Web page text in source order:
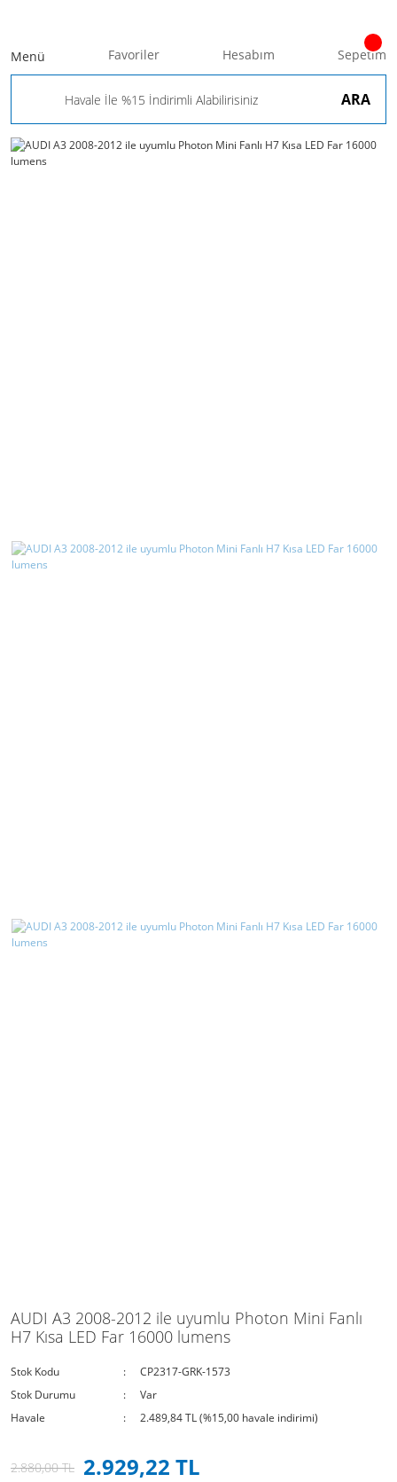
ARA
Menü Favoriler Hesabım Sepetim
AUDI A3 2008-2012 ile uyumlu Photon Mini Fanlı
H7 Kısa LED Far 16000 lumens
Stok Kodu
CP2317-GRK-1573
Stok Durumu
Var
Havale
2.489,84 TL (%15,00 havale indirimi)
2.880,00 TL 2.929,22 TL